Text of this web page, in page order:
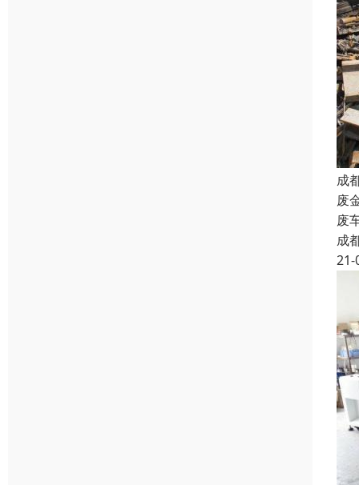
成
废
废
成
21-